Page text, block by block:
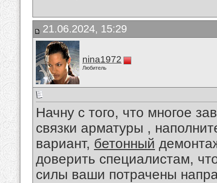
21.06.2024, 15:29
nina1972
Любитель
Начну с того, что многое
связки арматуры ,
вариант, бетонный
доверить специалистам,
силы ваши потрачены